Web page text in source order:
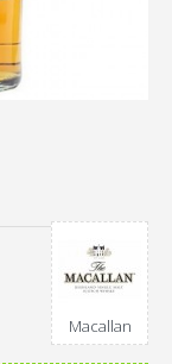
Macallan